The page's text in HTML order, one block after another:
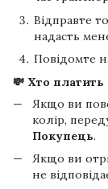
Відправте
надасть
Повідомте
💸 Хто платить
Якщо ви
колір,
Покупець.
Якщо ви
не